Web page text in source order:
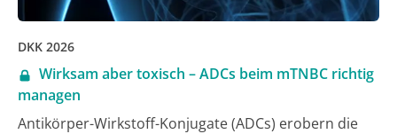
DKK 2026
Wirksam aber toxisch – ADCs beim mTNBC richtig
managen
Antikörper-Wirkstoff-Konjugate (ADCs) erobern die